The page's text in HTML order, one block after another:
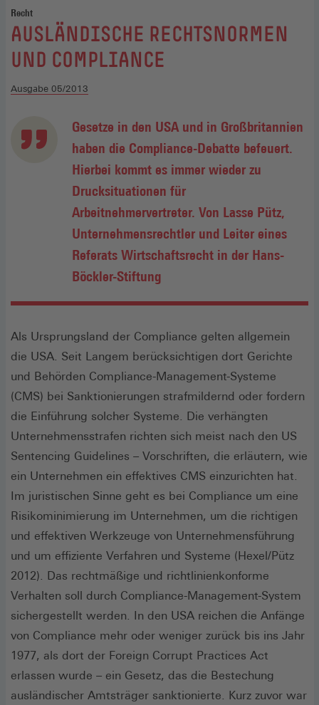
Recht
:
AUSLÄNDISCHE RECHTSNORMEN
UND COMPLIANCE
Ausgabe 05/2013
Gesetze in den USA und in Großbritannien
haben die Compliance-Debatte befeuert.
Hierbei kommt es immer wieder zu
Drucksituationen für
Arbeitnehmervertreter. Von Lasse Pütz,
Unternehmensrechtler und Leiter eines
Referats Wirtschaftsrecht in der Hans-
Böckler-Stiftung
Als Ursprungsland der Compliance gelten allgemein
die USA. Seit Langem berücksichtigen dort Gerichte
und Behörden Compliance-Management-Systeme
(CMS) bei Sanktionierungen strafmildernd oder fordern
die Einführung solcher Systeme. Die verhängten
Unternehmensstrafen richten sich meist nach den US
Sentencing Guidelines – Vorschriften, die erläutern, wie
ein Unternehmen ein effektives CMS einzurichten hat.
Im juristischen Sinne geht es bei Compliance um eine
Risikominimierung im Unternehmen, um die richtigen
und effektiven Werkzeuge von Unternehmensführung
und um effiziente Verfahren und Systeme (Hexel/Pütz
2012). Das rechtmäßige und richtlinienkonforme
Verhalten soll durch Compliance-Management-System
sichergestellt werden. In den USA reichen die Anfänge
von Compliance mehr oder weniger zurück bis ins Jahr
1977, als dort der Foreign Corrupt Practices Act
erlassen wurde – ein Gesetz, das die Bestechung
ausländischer Amtsträger sanktionierte. Kurz zuvor war